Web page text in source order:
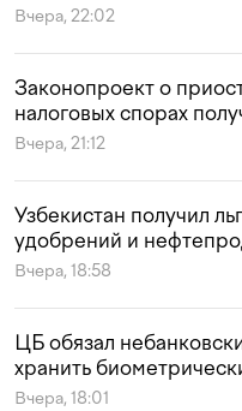
Вчера, 22:02
Законопроект о
налоговых спорах
Вчера, 21:12
Узбекистан получил
удобрений и
Вчера, 18:58
ЦБ обязал
хранить
Вчера, 18:01